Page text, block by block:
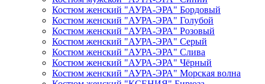
Костюм женский "АУРА-ЭРА" Бордовый
Костюм женский "АУРА-ЭРА" Голубой
Костюм женский "АУРА-ЭРА" Розовый
Костюм женский "АУРА-ЭРА" Серый
Костюм женский "АУРА-ЭРА" Слива
Костюм женский "АУРА-ЭРА" Чёрный
Костюм женский "АУРА-ЭРА" Морская волна